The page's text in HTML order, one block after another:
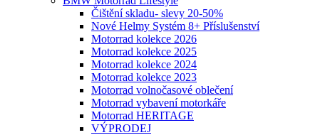
Čištění skladu- slevy 20-50%
Nové Helmy Systém 8+ Příslušenství
Motorrad kolekce 2026
Motorrad kolekce 2025
Motorrad kolekce 2024
Motorrad kolekce 2023
Motorrad volnočasové oblečení
Motorrad vybavení motorkáře
Motorrad HERITAGE
VÝPRODEJ